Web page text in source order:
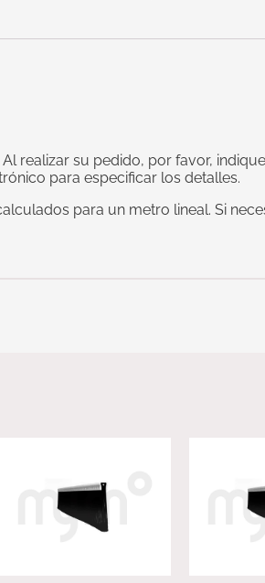
realizar su pedido, por favor,
para especificar los detalles.
para un metro lineal. Si